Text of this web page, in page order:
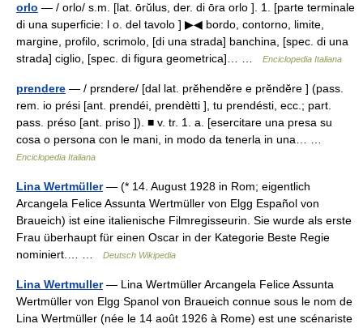
orlo — / orlo/ s.m. [lat. ōrŭlus, der. di ōra orlo ]. 1. [parte terminale
di una superficie: l o. del tavolo ] ▶◀ bordo, contorno, limite,
margine, profilo, scrimolo, [di una strada] banchina, [spec. di una
strada] ciglio, [spec. di figura geometrica]… …
Enciclopedia Italiana
prendere — / prɛndere/ [dal lat. prĕhendĕre e prĕndĕre ] (pass.
rem. io prési [ant. prendéi, prendètti ], tu prendésti, ecc.; part.
pass. préso [ant. priso ]). ■ v. tr. 1. a. [esercitare una presa su
cosa o persona con le mani, in modo da tenerla in una… …
Enciclopedia Italiana
Lina Wertmüller— (* 14. August 1928 in Rom; eigentlich
Arcangela Felice Assunta Wertmüller von Elgg Español von
Braueich) ist eine italienische Filmregisseurin. Sie wurde als erste
Frau überhaupt für einen Oscar in der Kategorie Beste Regie
nominiert.… …
Deutsch Wikipedia
Lina Wertmuller— Lina Wertmüller Arcangela Felice Assunta
Wertmüller von Elgg Spanol von Braueich connue sous le nom de
Lina Wertmüller (née le 14 août 1926 à Rome) est une scénariste